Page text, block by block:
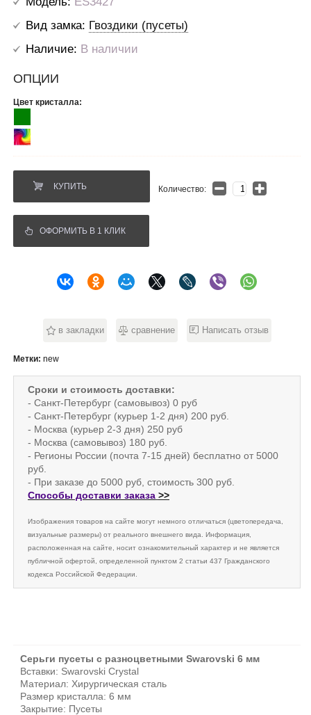
Вид замка: Гвоздики (пусеты)
Наличие: В наличии
ОПЦИИ
Цвет кристалла:
КУПИТЬ Количество:
ОФОРМИТЬ В 1 КЛИК
в закладки сравнение Написать отзыв
Метки: new
Сроки и стоимость доставки:
- Санкт-Петербург (самовывоз) 0 руб
- Санкт-Петербург (курьер 1-2 дня) 200 руб.
- Москва (курьер 2-3 дня) 250 руб
- Москва (самовывоз) 180 руб.
- Регионы России (почта 7-15 дней) бесплатно от 5000
руб.
- При заказе до 5000 руб, стоимость 300 руб.
Способы доставки заказа >>
Изображения товаров на сайте могут немного отличаться (цветопередача,
визуальные размеры) от реального внешнего вида. Информация,
расположенная на сайте, носит ознакомительный характер и не является
публичной офертой, определенной пунктом 2 статьи 437 Гражданского
кодекса Российской Федерации.
Серьги пусеты с разноцветными Swarovski 6 мм
Вставки: Swarovski Crystal
Материал: Хирургическая сталь
Размер кристалла: 6 мм
Закрытие: Пусеты